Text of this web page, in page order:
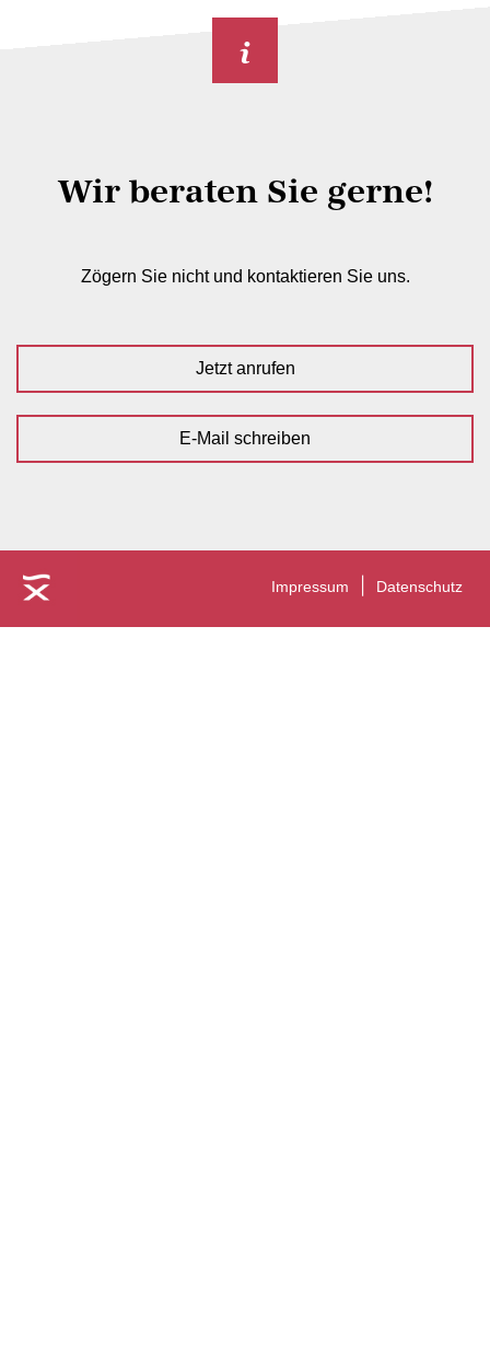
Wir beraten Sie gerne!
Zögern Sie nicht und kontaktieren Sie uns.
Jetzt anrufen
E-Mail schreiben
Impressum Datenschutz